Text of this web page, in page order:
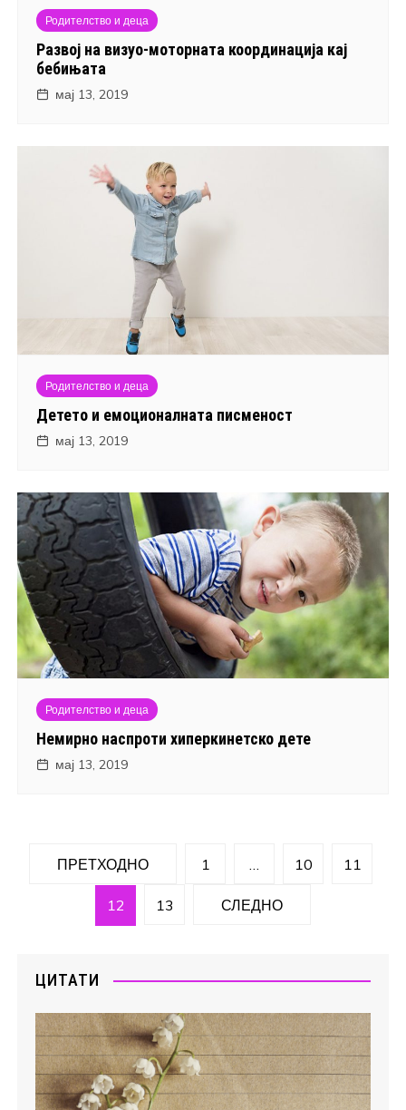
Родителство и деца
Развој на визуо-моторната координација кај
бебињата
мај 13, 2019
Родителство и деца
Детето и емоционалната писменост
мај 13, 2019
Родителство и деца
Немирно наспроти хиперкинетско дете
мај 13, 2019
Навигација
ПРЕТХОДНО 1 10 11
12 13 СЛЕДНО
ЦИТАТИ